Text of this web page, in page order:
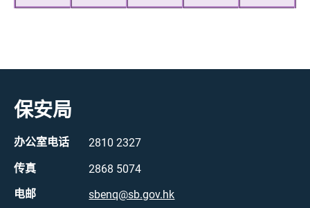
保安局
办公室电话 2810 2327
传真 2868 5074
电邮 sbenq@sb.gov.hk